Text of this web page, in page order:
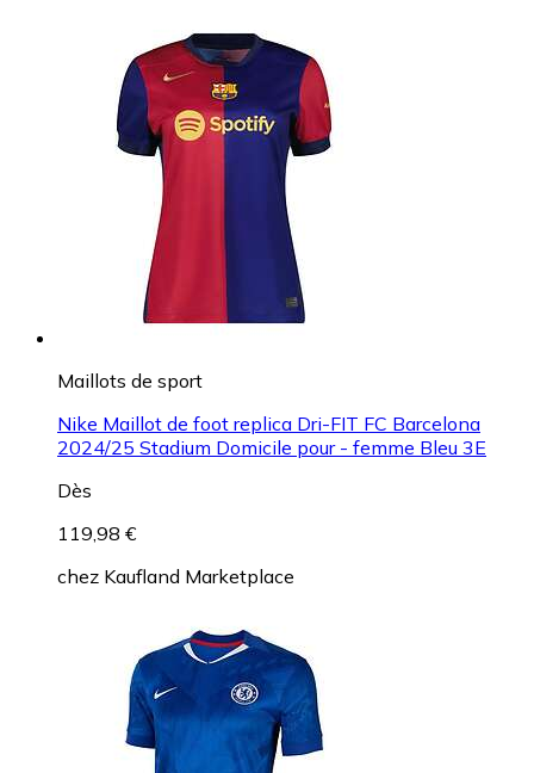
Maillots de sport
Nike Maillot de foot replica Dri-FIT FC Barcelona
2024/25 Stadium Domicile pour - femme Bleu 3E
Dès
119,98 €
chez Kaufland Marketplace